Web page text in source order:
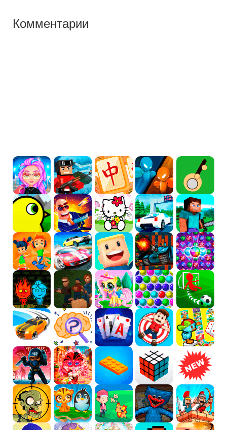
Комментарии